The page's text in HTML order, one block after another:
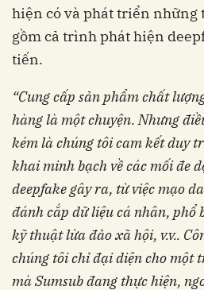
hiện có và phát triển những
gồm cả trình phát hiện
tiến.
“Cung cấp sản phẩm chất
hàng là một chuyện. Nhưng
kém là chúng tôi cam kết duy
khai minh bạch về các mối đe
deepfake gây ra, từ việc mạo
đánh cắp dữ liệu cá nhân, phổ
kỹ thuật lừa đảo xã hội, v.v..
chúng tôi chỉ đại diện cho một
mà Sumsub đang thực hiện,